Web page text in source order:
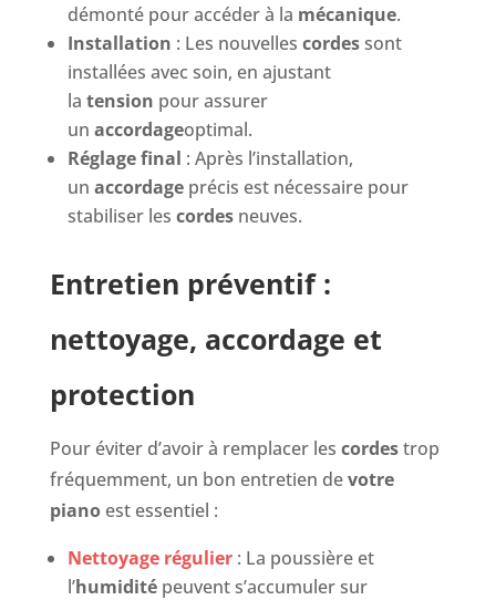
démonté pour accéder à la mécanique.
Installation : Les nouvelles cordessont
installées avec soin, en ajustant
la tension pour assurer
un accordageoptimal.
Réglage final : Après l’installation,
un accordageprécis est nécessaire pour
stabiliser les cordesneuves.
Entretien préventif :
nettoyage, accordage et
protection
Pour éviter d’avoir à remplacer les cordestrop
fréquemment, un bon entretien devotre
pianoest essentiel :
Nettoyage régulier: La poussière et
l’humiditépeuvent s’accumuler sur